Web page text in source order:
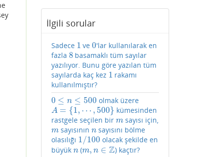
İlgili sorular
Sadece 1
1 ve0
0'lar kullanılarak en
fazla 8
8 basamaklı tüm sayılar
yazılıyor. Bunu göre yazılan tüm
sayılarda kaç kez 1
1 rakamı
kullanılmıştır?
0 ≤ n ≤ 500
0≤n≤500 olmak üzere
A = {1, ⋯ , 500}
A= {1, ⋯,500
kümesinden
rastgele seçilen bir m
msayısı için,
m
msayısının n
n sayısını bölme
olasılığı 1/100
1/100
olacak şekilde en
büyük n
n (m, n ∈ Z
m,n∈ Z
) kaçtır?